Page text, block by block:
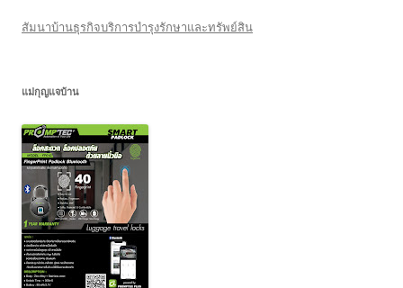
สัมนาบ้านธุรกิจบริการบำรุงรักษาและทรัพย์สิน
แม่กุญแจบ้าน